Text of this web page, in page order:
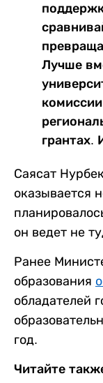
Лучше
Саясат
оказывается
он ведет не
Ранее
образования
обладателей
год.
Читайте